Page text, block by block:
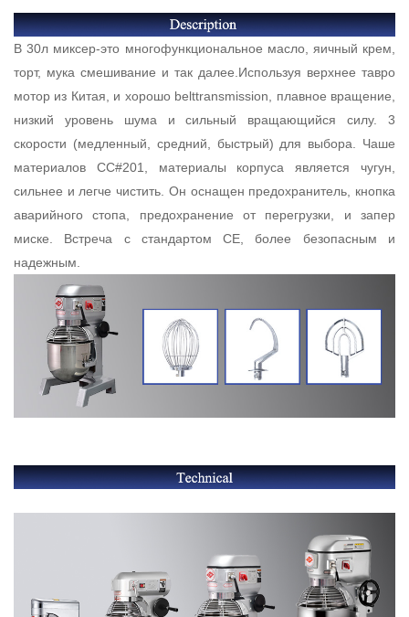
В 30л миксер-это многофункциональное масло, яичный крем,
торт, мука смешивание и так далее.Используя верхнее тавро
мотор из Китая, и хорошо belttransmission, плавное вращение,
низкий уровень шума и сильный вращающийся силу. 3
скорости (медленный, средний, быстрый) для выбора. Чаше
материалов СС#201, материалы корпуса является чугун,
сильнее и легче чистить. Он оснащен предохранитель, кнопка
аварийного стопа, предохранение от перегрузки, и запер
миске. Встреча с стандартом CE, более безопасным и
надежным.